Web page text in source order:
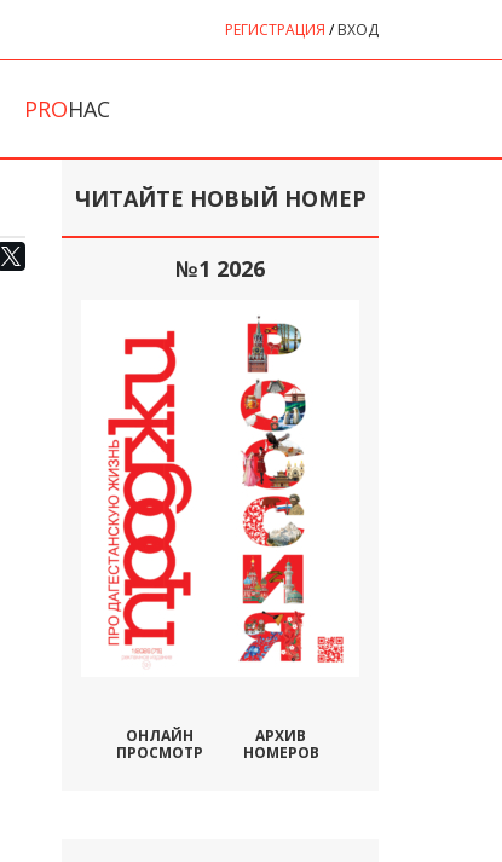
РЕГИСТРАЦИЯ /ВХОД
PROНАС
ЧИТАЙТЕ НОВЫЙ НОМЕР
№1 2026
ОНЛАЙН
ПРОСМОТР
АРХИВ
НОМЕРОВ